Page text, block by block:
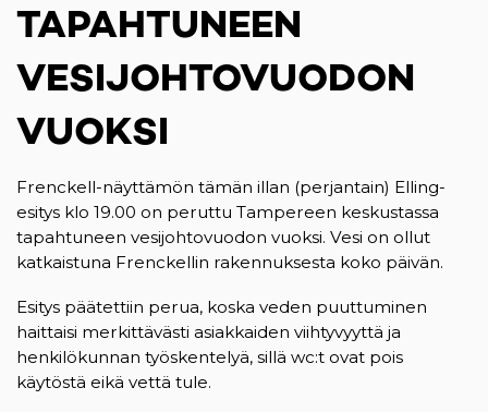
TAPAHTUNEEN
VESIJOHTOVUODON
VUOKSI
Frenckell-näyttämön tämän illan (perjantain) Elling-
esitys klo 19.00 on peruttu Tampereen keskustassa
tapahtuneen vesijohtovuodon vuoksi. Vesi on ollut
katkaistuna Frenckellin rakennuksesta koko päivän.
Esitys päätettiin perua, koska veden puuttuminen
haittaisi merkittävästi asiakkaiden viihtyvyyttä ja
henkilökunnan työskentelyä, sillä wc:t ovat pois
käytöstä eikä vettä tule.